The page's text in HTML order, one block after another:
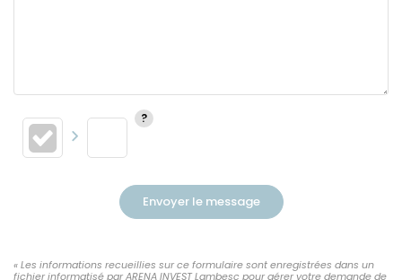
Envoyer le message
« Les informations recueillies sur ce formulaire sont enregistrées dans un
fichier informatisé par ARENA INVEST Lambesc pour gérer votre demande de